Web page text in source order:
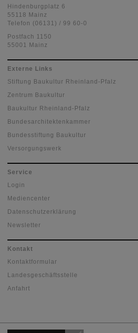
Hindenburgplatz 6
55118 Mainz
Telefon (06131) / 99 60-0
Postfach 1150
55001 Mainz
Externe Links
Stiftung Baukultur Rheinland-Pfalz
Zentrum Baukultur
Baukultur Rheinland-Pfalz
Bundesarchitektenkammer
Bundesstiftung Baukultur
Versorgungswerk
Service
Login
Mediencenter
Datenschutzerklärung
Newsletter
Kontakt
Kontaktformular
Landesgeschäftsstelle
Anfahrt